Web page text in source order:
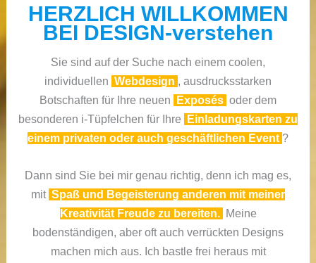
HERZLICH WILLKOMMEN
BEI DESIGN-verstehen
Sie sind auf der Suche nach einem coolen,
individuellen Webdesign , ausdrucksstarken
Botschaften für Ihre neuen
Exposés oder dem
besonderen i-Tüpfelchen für Ihre
Einladungskarten zu
einem privaten oder auch geschäftlichen Event ?
Dann sind Sie bei mir genau richtig, denn ich mag es,
mit Spaß und Begeisterung anderen mit meiner
Kreativität Freude zu bereiten.
Meine
bodenständigen, aber oft auch verrückten Designs
machen mich aus. Ich bastle frei heraus mit